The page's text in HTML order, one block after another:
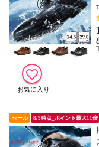
セール 8/9時点_ポイント最大11倍